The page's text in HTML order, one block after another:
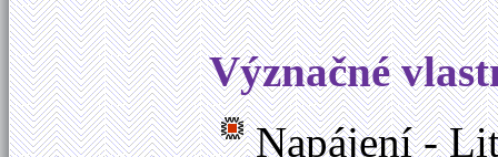
Význačné
Napájení -